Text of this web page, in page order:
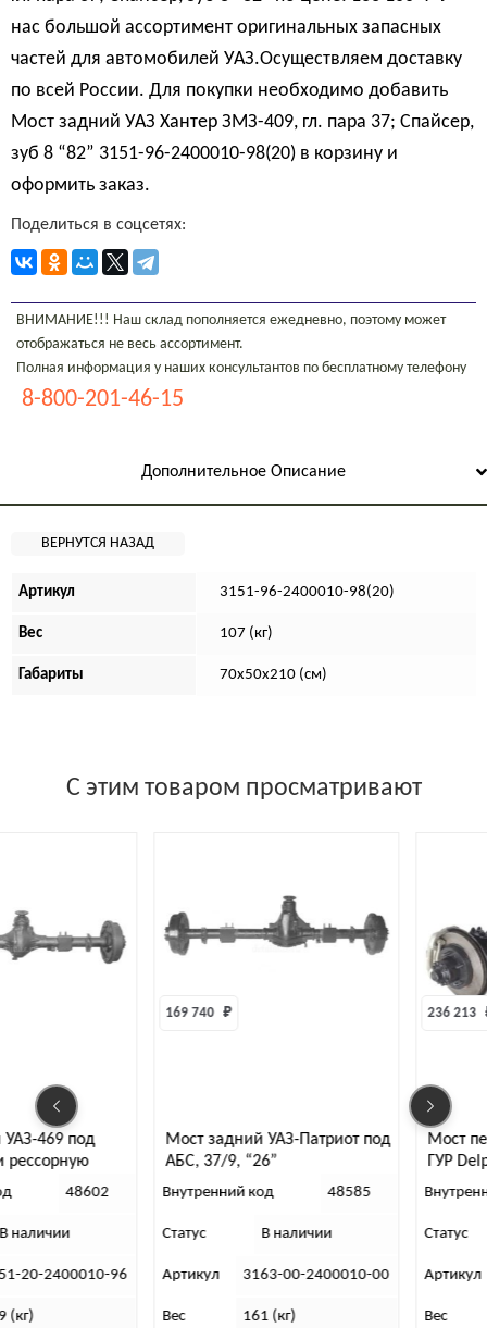
нас большой ассортимент оригинальных запасных
частей для автомобилей УАЗ.Осуществляем доставку
по всей России. Для покупки необходимо добавить
Мост задний УАЗ Хантер ЗМЗ-409, гл. пара 37; Спайсер,
зуб 8 “82” 3151-96-2400010-98(20) в корзину и
оформить заказ.
Поделиться в соцсетях:
ВНИМАНИЕ!!! Наш склад пополняется ежедневно, поэтому может
отображаться не весь ассортимент.
Полная информация у наших консультантов по бесплатному телефону
8-800-201-46-15
Дополнительное Описание
Артикул 3151-96-2400010-98(20)
Вес 107 (кг)
Габариты 70х50х210 (см)
С этим товаром просматривают
469 под
рессорную
37/8 “25”
48602
В наличии
20-2400010-96
(кг)
Мост задний УАЗ-Патриот под
АБС, 37/9, “26”
169 740 ₽
Внутренний код 48585
Статус В наличии
Артикул 3163-00-2400010-00
Вес 161 (кг)
Мост
ГУР
“45”
236 213
Статус
Артикул
Вес